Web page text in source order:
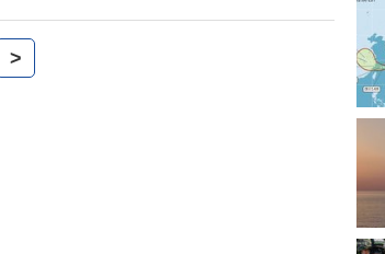
各單位，一律不再訂閱黨報黨刊。「聯
，民眾疑惑，是不是黨報黨刊的發行遭遇
入報導。
>